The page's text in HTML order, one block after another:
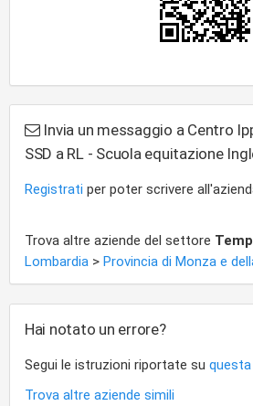
Invia un messaggio a Centro
SSD a RL - Scuola equitazione
Registrati per poter scrivere
Trova altre aziende del settore
Lombardia > Provincia di Monza e
Hai notato un errore?
Segui le istruzioni riportate su
Trova altre aziende simili